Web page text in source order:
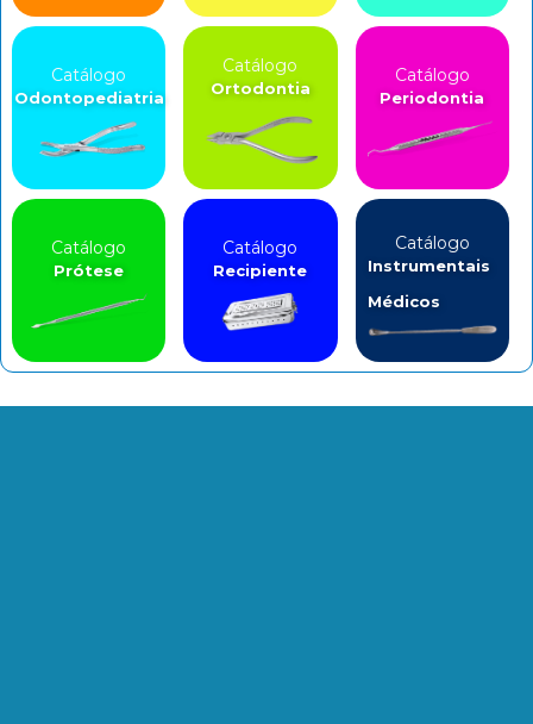
Catálogo
Odontopediatria
Catálogo
Ortodontia
Catálogo
Periodontia
Catálogo
Prótese
Catálogo
Recipiente
Catálogo
Instrumentais
Médicos